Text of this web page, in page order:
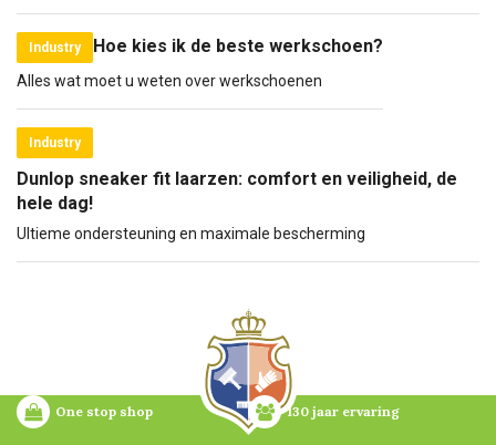
Industry Hoe kies ik de beste werkschoen?
Alles wat moet u weten over werkschoenen
Industry
Dunlop sneaker fit laarzen: comfort en veiligheid, de
hele dag!
Ultieme ondersteuning en maximale bescherming
One stop shop 130 jaar ervaring